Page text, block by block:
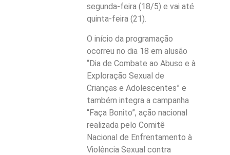
segunda-feira (18/5) e vai até
quinta-feira (21).
O início da programação
ocorreu no dia 18 em alusão
“Dia de Combate ao Abuso e à
Exploração Sexual de
Crianças e Adolescentes” e
também integra a campanha
“Faça Bonito”, ação nacional
realizada pelo Comitê
Nacional de Enfrentamento à
Violência Sexual contra